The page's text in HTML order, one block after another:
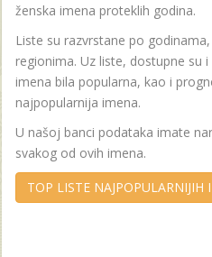
ženska imena proteklih godina.
Liste su razvrstane po
regionima. Uz liste, dostupne su
imena bila popularna, kao i
najpopularnija imena.
U našoj banci podataka imate
svakog od ovih imena.
TOP LISTE NAJPOPULARNIJIH